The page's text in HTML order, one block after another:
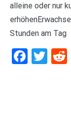
alleine oder nur
Stunden am Tag